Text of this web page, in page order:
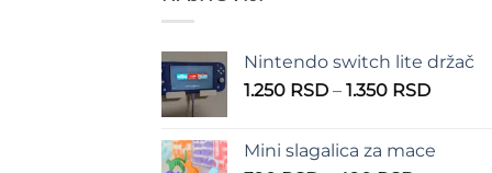
Nintendo switch lite držač
1.250 RSD – 1.350 RSDRaspon
1.250
Mini slagalica za mace